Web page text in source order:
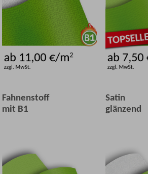
Fahnenstoff
mit B1
Satin
glänzend